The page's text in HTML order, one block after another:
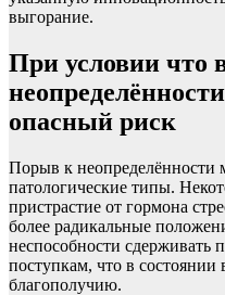
выгорание.
При условии что
опасный риск
Порыв к неопределённости
патологические типы.
пристрастие от гормона
более радикальные
неспособности сдерживать
поступкам, что в состоянии
благополучию.